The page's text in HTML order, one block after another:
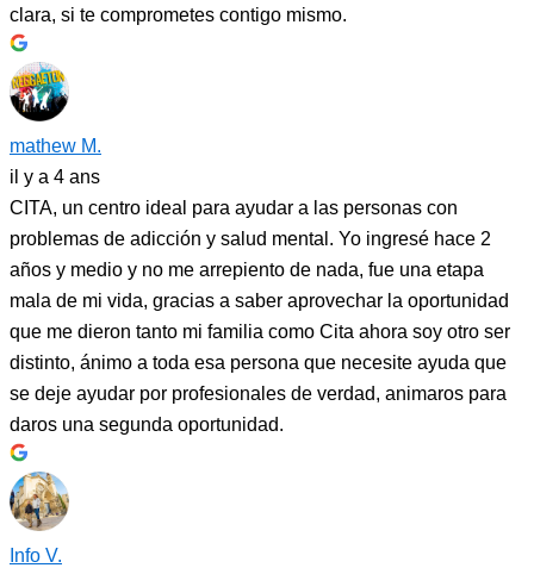
clara, si te comprometes contigo mismo.
mathew M.
il y a 4 ans
CITA, un centro ideal para ayudar a las personas con
problemas de adicción y salud mental. Yo ingresé hace 2
años y medio y no me arrepiento de nada, fue una etapa
mala de mi vida, gracias a saber aprovechar la oportunidad
que me dieron tanto mi familia como Cita ahora soy otro ser
distinto, ánimo a toda esa persona que necesite ayuda que
se deje ayudar por profesionales de verdad, animaros para
daros una segunda oportunidad.
Info V.